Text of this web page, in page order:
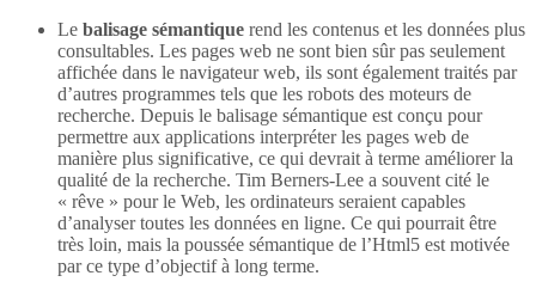
Le balisage sémantique rend les contenus et les données plus
consultables. Les pages web ne sont bien sûr pas seulement
affichée dans le navigateur web, ils sont également traités par
d’autres programmes tels que les robots des moteurs de
recherche. Depuis le balisage sémantique est conçu pour
permettre aux applications interpréter les pages web de
manière plus significative, ce qui devrait à terme améliorer la
qualité de la recherche. Tim Berners-Lee a souvent cité le
« rêve » pour le Web, les ordinateurs seraient capables
d’analyser toutes les données en ligne. Ce qui pourrait être
très loin, mais la poussée sémantique de l’Html5 est motivée
par ce type d’objectif à long terme.